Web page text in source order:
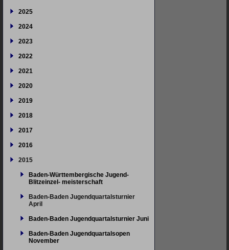
2025
2024
2023
2022
2021
2020
2019
2018
2017
2016
2015
Baden-Württembergische Jugend-
Blitzeinzel- meisterschaft
Baden-Baden Jugendquartalsturnier
April
Baden-Baden Jugendquartalsturnier Juni
Baden-Baden Jugendquartalsopen
November